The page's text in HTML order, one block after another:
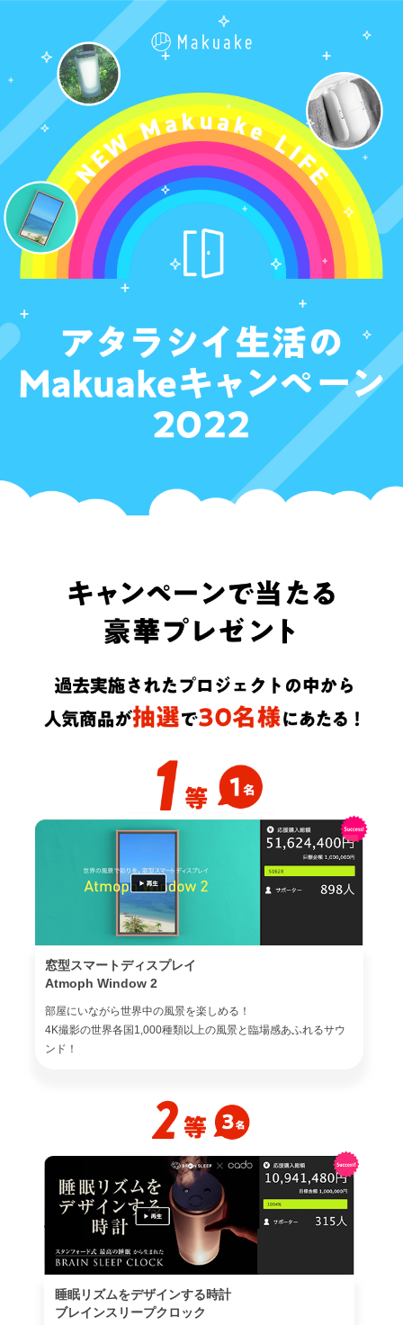
窓型スマートディスプレイ
Atmoph Window 2
部屋にいながら世界中の風景を楽しめる！
4K撮影の世界各国1,000種類以上の風景と臨場感あふれるサウ
ンド！
睡眠リズムをデザインする時計
ブレインスリープクロック